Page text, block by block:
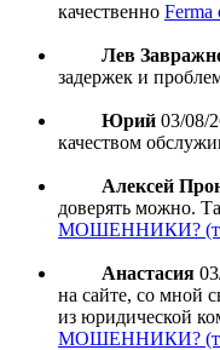
качественно
Лев
задержек и
Юрий 03/08/
качеством
Алексей
доверять можно.
МОШЕННИКИ? (так
Анастасия
на сайте, со мной
из юридической
МОШЕННИКИ? (так